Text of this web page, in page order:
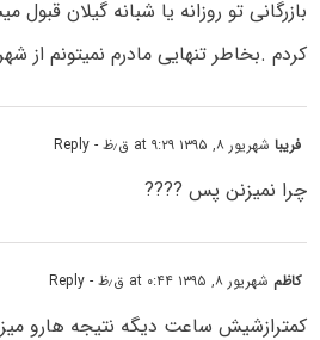
بازرگانی تو روزانه یا شبانه گیلان
کردم .بخاطر تنهایی مادرم نمیتونم از
فریباشهریور ۸, ۱۳۹۵ at ۹:۲۹ ق٫ظ - Reply
چرا نمیزنن پس ????
کاظم شهریور ۸, ۱۳۹۵ at ۰:۴۴ ق٫ظ - Reply
کمترازشیش ساعت دیگه نتیجه هارو